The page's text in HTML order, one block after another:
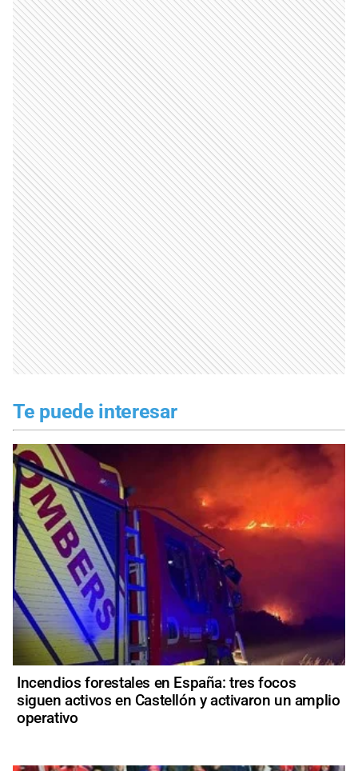
Te puede interesar
Incendios forestales en España: tres focos
siguen activos en Castellón y activaron un amplio
operativo